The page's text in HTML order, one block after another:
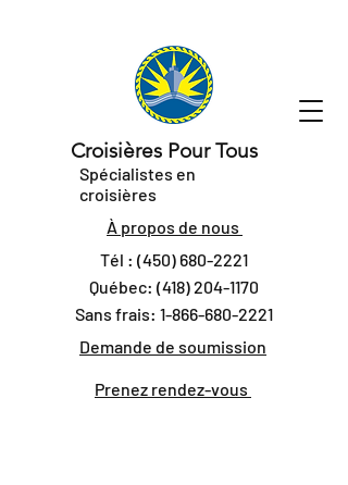
Croisières Pour Tous
Spécialistes en
croisières
À propos de nous
Tél : (450) 680-2221
Québec: (418) 204-1170
Sans frais: 1-866-680-2221
Demande de soumission
Prenez rendez-vous